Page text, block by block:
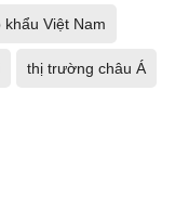
Việt Nam
thị trường châu Á